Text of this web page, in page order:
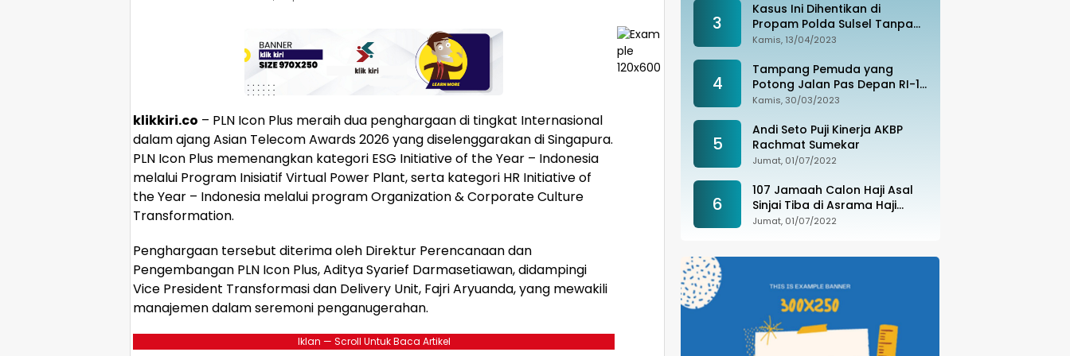
klikkiri.co – PLN Icon Plus meraih dua penghargaan di tingkat Internasional
dalam ajang Asian Telecom Awards 2026 yang diselenggarakan di Singapura.
PLN Icon Plus memenangkan kategori ESG Initiative of the Year – Indonesia
melalui Program Inisiatif Virtual Power Plant, serta kategori HR Initiative of
the Year – Indonesia melalui program Organization & Corporate Culture
Transformation.
Penghargaan tersebut diterima oleh Direktur Perencanaan dan
Pengembangan PLN Icon Plus, Aditya Syarief Darmasetiawan, didampingi
Vice President Transformasi dan Delivery Unit, Fajri Aryuanda, yang mewakili
manajemen dalam seremoni penganugerahan.
Iklan — Scroll Untuk Baca Artikel
3
Kasus Ini Dihentikan di
Propam Polda Sulsel Tanpa
Kejelasan, Ada Apa?
Kamis, 13/04/2023
4
Tampang Pemuda yang
Potong Jalan Pas Depan RI-1
di Makassar Ditangkap,
Kamis, 30/03/2023
5
Andi Seto Puji Kinerja AKBP
Rachmat Sumekar
Jumat, 01/07/2022
6
107 Jamaah Calon Haji Asal
Sinjai Tiba di Asrama Haji
Sudiang
Jumat, 01/07/2022